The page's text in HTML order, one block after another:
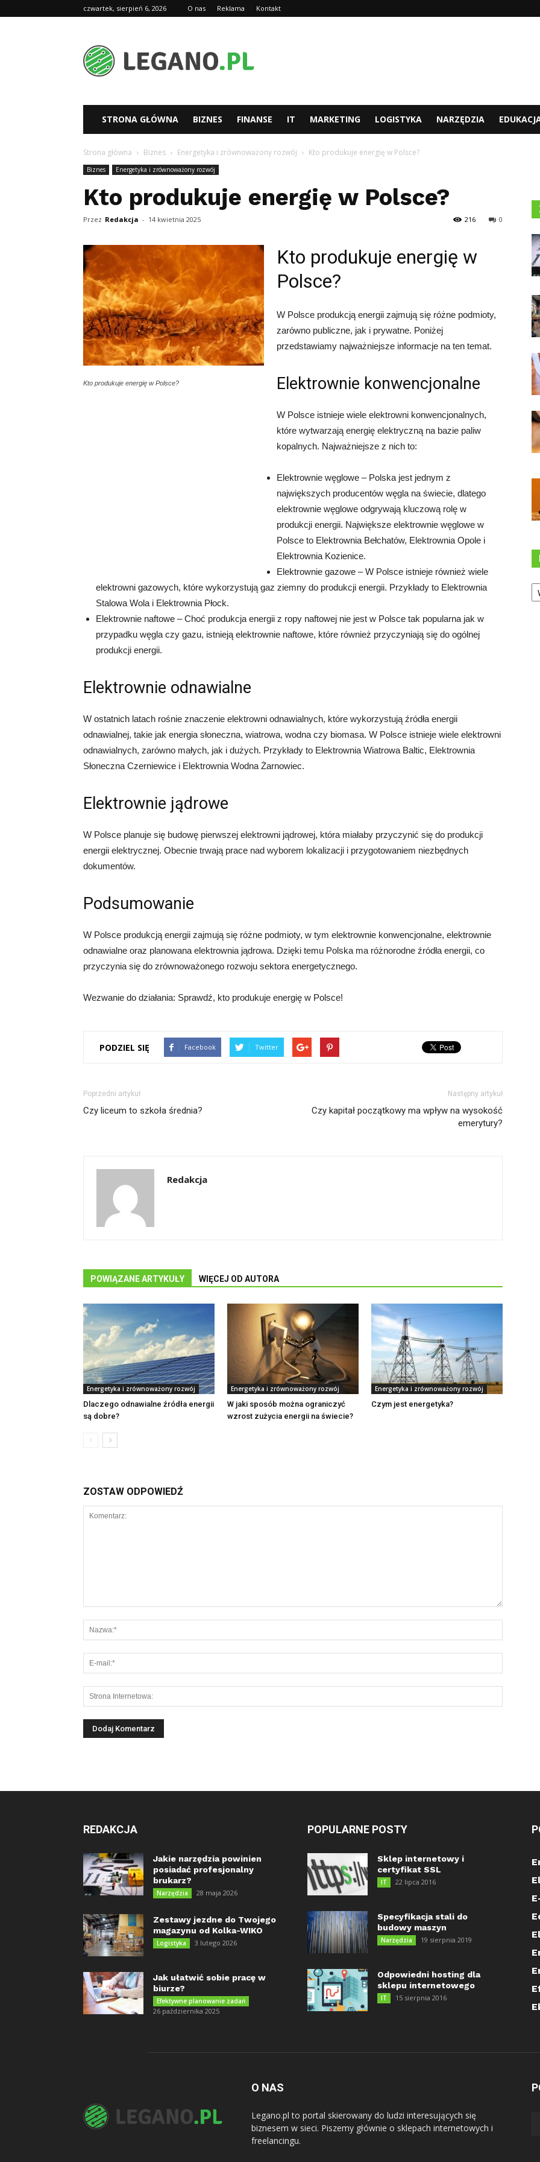
czwartek, sierpień 6, 2026 O nas Reklama Kontakt
STRONA GŁÓWNA BIZNES FINANSE IT MARKETING LOGISTYKA NARZĘDZIA
Strona główna Biznes Energetyka i zrównoważony rozwój Kto produkuje energię w Polsce?
Biznes Energetyka i zrównoważony rozwój
Kto produkuje energię w Polsce?
Przez Redakcja - 14 kwietnia 2025 0
216
Kto produkuje energię w Polsce?
Kto produkuje energię w
Polsce?
W Polsce produkcją energii zajmują się różne podmioty,
zarówno publiczne, jak i prywatne. Poniżej
przedstawiamy najważniejsze informacje na ten temat.
Elektrownie konwencjonalne
W Polsce istnieje wiele elektrowni konwencjonalnych,
które wytwarzają energię elektryczną na bazie paliw
kopalnych. Najważniejsze z nich to:
Elektrownie węglowe – Polska jest jednym z
największych producentów węgla na świecie, dlatego
elektrownie węglowe odgrywają kluczową rolę w
produkcji energii. Największe elektrownie węglowe w
Polsce to Elektrownia Bełchatów, Elektrownia Opole i
Elektrownia Kozienice.
Elektrownie gazowe – W Polsce istnieje również wiele
elektrowni gazowych, które wykorzystują gaz ziemny do produkcji energii. Przykłady to Elektrownia
Stalowa Wola i Elektrownia Płock.
Elektrownie naftowe – Choć produkcja energii z ropy naftowej nie jest w Polsce tak popularna jak w
przypadku węgla czy gazu, istnieją elektrownie naftowe, które również przyczyniają się do ogólnej
produkcji energii.
Elektrownie odnawialne
W ostatnich latach rośnie znaczenie elektrowni odnawialnych, które wykorzystują źródła energii
odnawialnej, takie jak energia słoneczna, wiatrowa, wodna czy biomasa. W Polsce istnieje wiele elektrowni
odnawialnych, zarówno małych, jak i dużych. Przykłady to Elektrownia Wiatrowa Baltic, Elektrownia
Słoneczna Czerniewice i Elektrownia Wodna Żarnowiec.
Elektrownie jądrowe
W Polsce planuje się budowę pierwszej elektrowni jądrowej, która miałaby przyczynić się do produkcji
energii elektrycznej. Obecnie trwają prace nad wyborem lokalizacji i przygotowaniem niezbędnych
dokumentów.
Podsumowanie
W Polsce produkcją energii zajmują się różne podmioty, w tym elektrownie konwencjonalne, elektrownie
odnawialne oraz planowana elektrownia jądrowa. Dzięki temu Polska ma różnorodne źródła energii, co
przyczynia się do zrównoważonego rozwoju sektora energetycznego.
Wezwanie do działania: Sprawdź, kto produkuje energię w Polsce!
PODZIEL SIĘ Facebook Twitter
Poprzedni artykuł
Czy liceum to szkoła średnia?
Następny artykuł
Czy kapitał początkowy ma wpływ na wysokość
emerytury?
Redakcja
POWIĄZANE ARTYKUŁY WIĘCEJ OD AUTORA
Energetyka i zrównoważony rozwój
Dlaczego odnawialne źródła energii
są dobre?
Energetyka i zrównoważony rozwój
W jaki sposób można ograniczyć
wzrost zużycia energii na świecie?
Energetyka i zrównoważony rozwój
Czym jest energetyka?
ZOSTAW ODPOWIEDŹ
REDAKCJA
Jakie narzędzia powinien
posiadać profesjonalny
brukarz?
Narzędzia 28 maja 2026
Zestawy jezdne do Twojego
magazynu od Kolka-WIKO
Logistyka 3 lutego 2026
Jak ułatwić sobie pracę w
biurze?
Efektywne planowanie zadań
26 października 2025
POPULARNE POSTY
Sklep internetowy i
certyfikat SSL
IT 22 lipca 2016
Specyfikacja stali do
budowy maszyn
Narzędzia 19 sierpnia 2019
Odpowiedni hosting dla
sklepu internetowego
IT 15 sierpnia 2016
O NAS
Legano.pl to portal skierowany do ludzi interesujących się
biznesem w sieci. Piszemy głównie o sklepach internetowych i
freelancingu.